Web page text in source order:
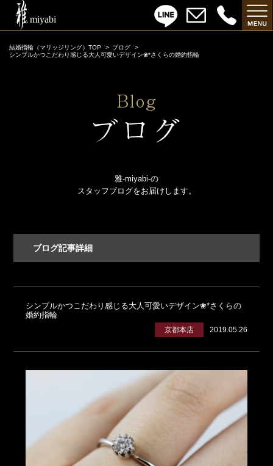
結婚指輪（マリッジリング）TOP
ブログ
シンプルかつこだわり感じる大人可愛いデザイン❀*さくらの婚約指輪
雅-miyabi-の
スタッフブログをお届けします。
ブログ記事詳細
シンプルかつこだわり感じる大人可愛いデザイン❀*さくらの
婚約指輪
2019.05.26
京都本店